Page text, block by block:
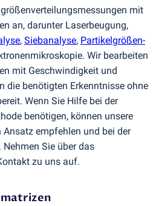
mit
an, darunter Laserbeugung,
, Siebanalyse, Partikelgrößen-
Wir bearbeiten
mit Geschwindigkeit und
die benötigten Erkenntnisse ohne
Wenn Sie Hilfe bei der
benötigen, können unsere
Ansatz empfehlen und bei der
Sie über das
zu uns auf.